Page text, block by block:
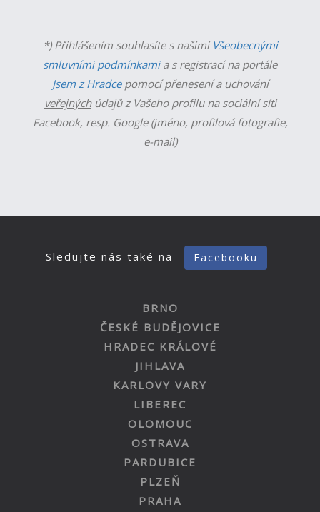
*) Přihlášením souhlasíte s našimi Všeobecnými
smluvními podmínkamia s registrací na portále
Jsem z Hradcepomocí přenesení a uchování
veřejnýchúdajů z Vašeho profilu na sociální síti
Facebook, resp. Google (jméno, profilová fotografie,
e-mail)
Sledujte nás také na Facebooku
BRNO
ČESKÉ BUDĚJOVICE
HRADEC KRÁLOVÉ
JIHLAVA
KARLOVY VARY
LIBEREC
OLOMOUC
OSTRAVA
PARDUBICE
PLZEŇ
PRAHA